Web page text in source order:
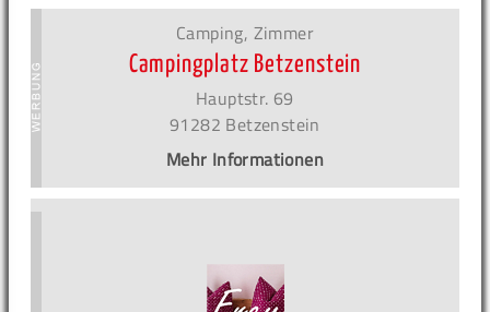
Camping, Zimmer
Campingplatz Betzenstein
Hauptstr. 69
91282 Betzenstein
Mehr Informationen